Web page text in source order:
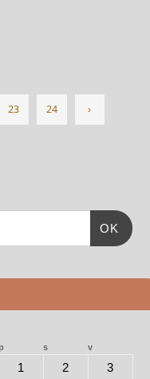
23 24 ›
OK
s v
1 2
3